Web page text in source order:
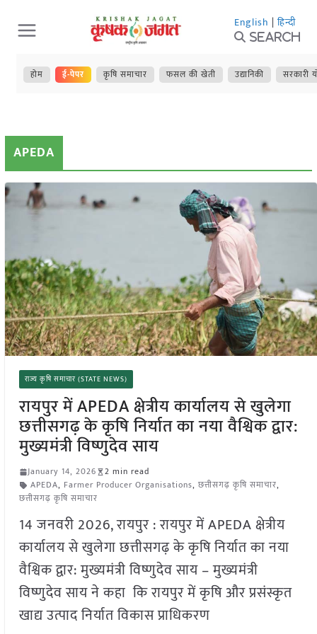
Skip
to
content
English | हिन्दी
Search
होम ई-पेपर कृषि समाचार फसल की खेती उद्यानिकी सरकारी
APEDA
राज्य कृषि समाचार (STATE NEWS)
रायपुर में APEDA क्षेत्रीय कार्यालय से खुलेगा
छत्तीसगढ़ के कृषि निर्यात का नया वैश्विक द्वार:
मुख्यमंत्री विष्णुदेव साय
January 14, 2026
2 min read
APEDA, Farmer Producer Organisations, छत्तीसगढ़ कृषि समाचार,
छत्तीसगढ़ कृषि समाचार
14 जनवरी 2026, रायपुर : रायपुर में APEDA क्षेत्रीय
कार्यालय से खुलेगा छत्तीसगढ़ के कृषि निर्यात का नया
वैश्विक द्वार: मुख्यमंत्री विष्णुदेव साय – मुख्यमंत्री
विष्णुदेव साय ने कहा कि रायपुर में कृषि और प्रसंस्कृत
खाद्य उत्पाद निर्यात विकास प्राधिकरण